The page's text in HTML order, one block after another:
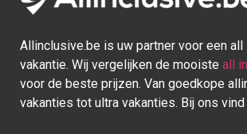
Allinclusive.be is uw partner voor een all
vakantie. Wij vergelijken de mooiste all
voor de beste prijzen. Van goedkope
vakanties tot ultra vakanties. Bij ons vind